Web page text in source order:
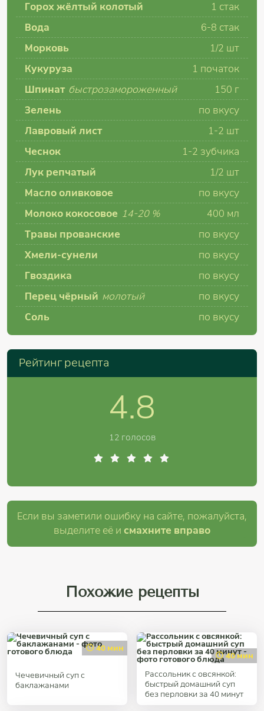
Горох жёлтый колотый 1 стак
Вода
6-8 стак
Морковь
1/2 шт
Кукуруза
1 початок
Шпинат быстрозамороженный 150 г
Зелень
по вкусу
Лавровый лист
1-2 шт
Чеснок
1-2 зубчика
Лук репчатый
1/2 шт
Масло оливковое
по вкусу
Молоко кокосовое 14-20 % 400 мл
Травы прованские
по вкусу
Хмели-сунели
по вкусу
Гвоздика
по вкусу
Перец чёрный молотый
по вкусу
Соль
по вкусу
Рейтинг рецепта
4.8
12 голосов
Если вы заметили ошибку на сайте, пожалуйста,
выделите её и смахните вправо
Похожие рецепты
40 мин
Чечевичный суп с
баклажанами
40 мин
Рассольник с овсянкой:
быстрый домашний суп
без перловки за 40 минут